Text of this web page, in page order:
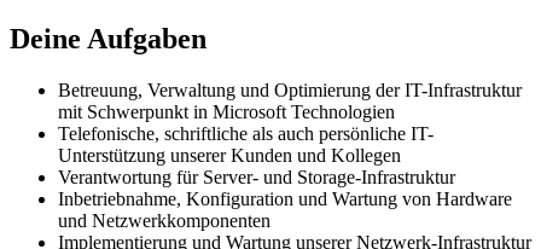
Deine Aufgaben
Betreuung, Verwaltung und Optimierung der IT-Infrastruktur
mit Schwerpunkt in Microsoft Technologien
Telefonische, schriftliche als auch persönliche IT-
Unterstützung unserer Kunden und Kollegen
Verantwortung für Server- und Storage-Infrastruktur
Inbetriebnahme, Konfiguration und Wartung von Hardware
und Netzwerkkomponenten
Implementierung und Wartung unserer Netzwerk-Infrastruktur